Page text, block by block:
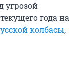
угрозой
года на
колбасы,